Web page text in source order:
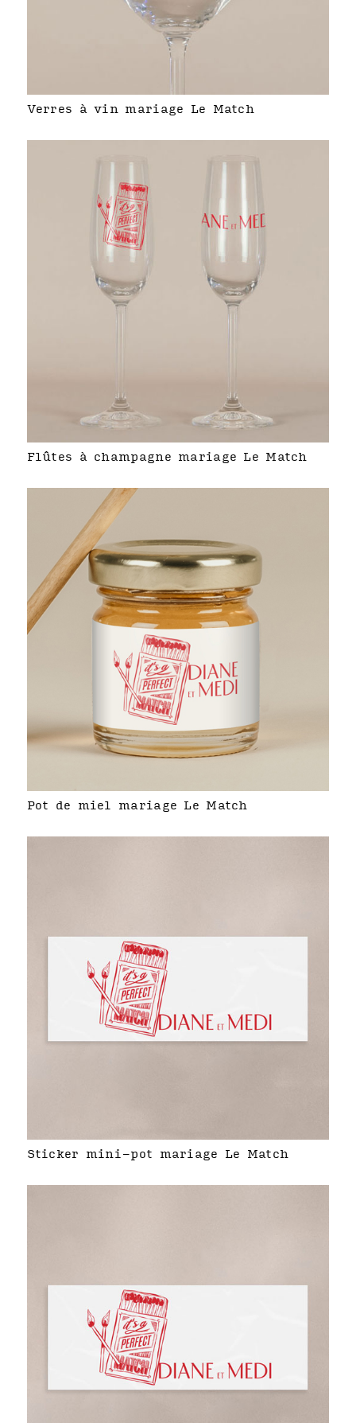
Verres à vin mariage Le Match
Flûtes à champagne mariage Le Match
Pot de miel mariage Le Match
Sticker mini-pot mariage Le Match